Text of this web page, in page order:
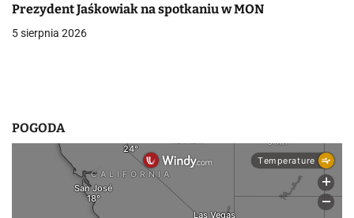
i
Prezydent Jaśkowiak na spotkaniu w MON
5 sierpnia 2026
POGODA